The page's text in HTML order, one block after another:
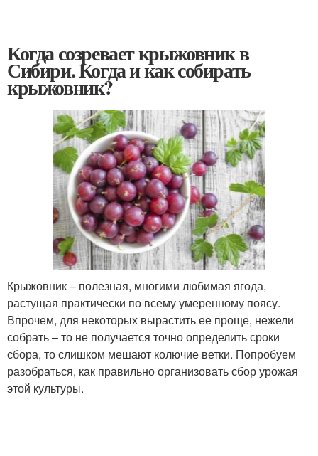
Когда созревает крыжовник в
Сибири. Когда и как собирать
крыжовник?
Крыжовник – полезная, многими любимая ягода,
растущая практически по всему умеренному поясу.
Впрочем, для некоторых вырастить ее проще, нежели
собрать – то не получается точно определить сроки
сбора, то слишком мешают колючие ветки. Попробуем
разобраться, как правильно организовать сбор урожая
этой культуры.